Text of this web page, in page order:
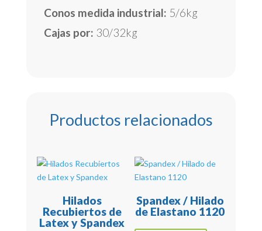
Conos medida industrial: 5/6kg
Cajas por: 30/32kg
Productos relacionados
Hilados
Recubiertos de
Latex y Spandex
Spandex / Hilado
de Elastano 1120